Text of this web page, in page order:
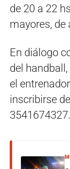
de 20 a 22
mayores, de
En diálogo
del
el
inscribirse
3541674327.